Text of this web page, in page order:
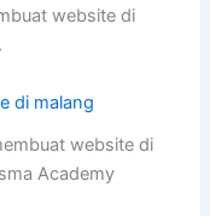
website di
website di
Academy